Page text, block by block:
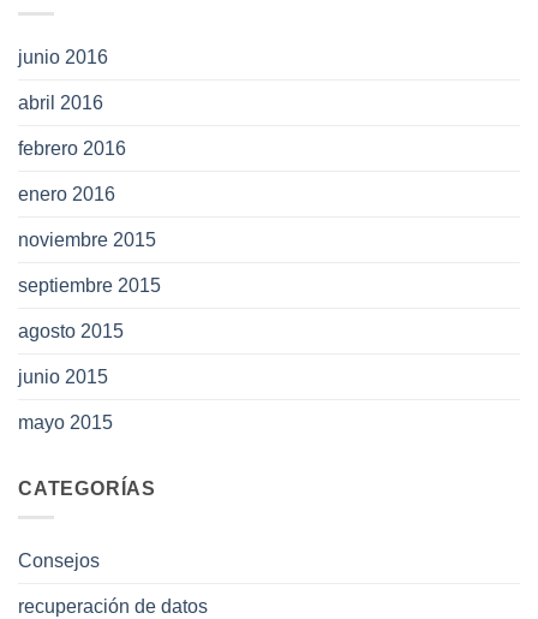
junio 2016
abril 2016
febrero 2016
enero 2016
noviembre 2015
septiembre 2015
agosto 2015
junio 2015
mayo 2015
CATEGORÍAS
Consejos
recuperación de datos